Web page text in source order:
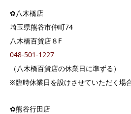
✿八木橋店
埼玉県熊谷市仲町74
八木橋百貨店８F
048-501-1227
（八木橋百貨店の休業日に準ずる）
※臨時休業日を設けさせていただく場
✿熊谷行田店